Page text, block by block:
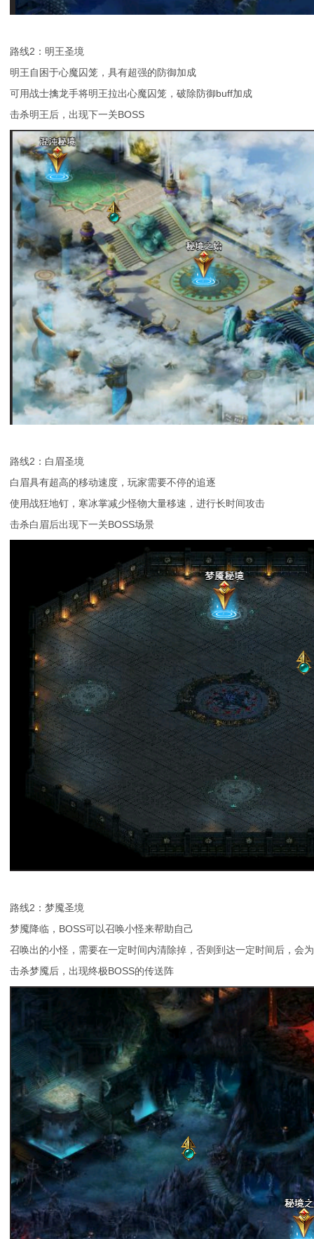
路线2：明王圣境
明王自困于心魔囚笼，具有超强的防御加成
可用战士擒龙手将明王拉出心魔囚笼，破除防御buff加成
击杀明王后，出现下一关BOSS
路线2：白眉圣境
白眉具有超高的移动速度，玩家需要不停的追逐
使用战狂地钉，寒冰掌减少怪物大量移速，进行长时间攻击
击杀白眉后出现下一关BOSS场景
路线2：梦魇圣境
梦魇降临，BOSS可以召唤小怪来帮助自己
召唤出的小怪，需要在一定时间内清除掉，否则到达一定时间后，会
击杀梦魇后，出现终极BOSS的传送阵